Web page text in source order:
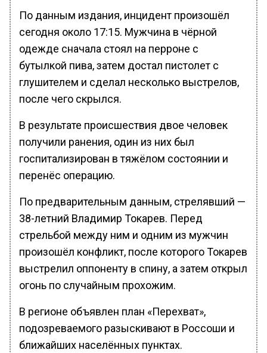
По данным издания, инцидент произошёл
сегодня около 17:15. Мужчина в чёрной
одежде сначала стоял на перроне с
бутылкой пива, затем достал пистолет с
глушителем и сделал несколько выстрелов,
после чего скрылся.
В результате происшествия двое человек
получили ранения, один из них был
госпитализирован в тяжёлом состоянии и
перенёс операцию.
По предварительным данным, стрелявший —
38-летний Владимир Токарев. Перед
стрельбой между ним и одним из мужчин
произошёл конфликт, после которого Токарев
выстрелил оппоненту в спину, а затем открыл
огонь по случайным прохожим.
В регионе объявлен план «Перехват»,
подозреваемого разыскивают в Россоши и
ближайших населённых пунктах.